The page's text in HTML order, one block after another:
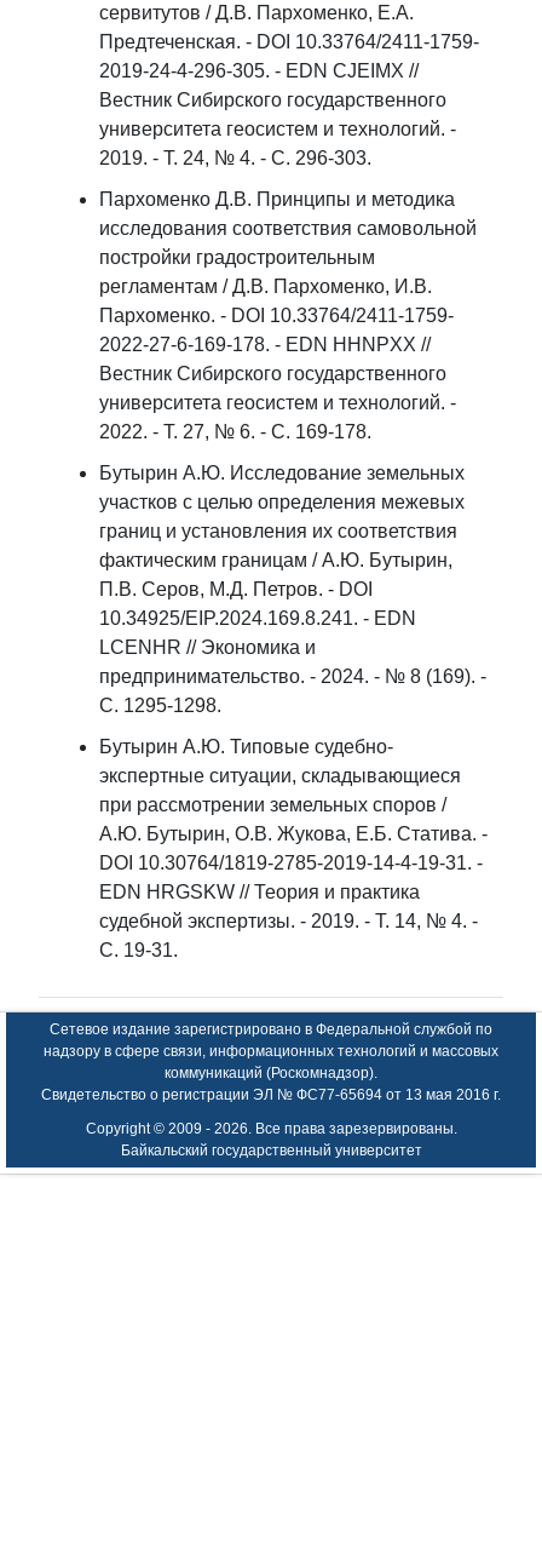
сервитутов / Д.В. Пархоменко, Е.А.
Предтеченская. - DOI 10.33764/2411-1759-
2019-24-4-296-305. - EDN CJEIMX //
Вестник Сибирского государственного
университета геосистем и технологий. -
2019. - Т. 24, № 4. - С. 296-303.
Пархоменко Д.В. Принципы и методика
исследования соответствия самовольной
постройки градостроительным
регламентам / Д.В. Пархоменко, И.В.
Пархоменко. - DOI 10.33764/2411-1759-
2022-27-6-169-178. - EDN HHNPXX //
Вестник Сибирского государственного
университета геосистем и технологий. -
2022. - Т. 27, № 6. - С. 169-178.
Бутырин А.Ю. Исследование земельных
участков с целью определения межевых
границ и установления их соответствия
фактическим границам / А.Ю. Бутырин,
П.В. Серов, М.Д. Петров. - DOI
10.34925/EIP.2024.169.8.241. - EDN
LCENHR // Экономика и
предпринимательство. - 2024. - № 8 (169). -
С. 1295-1298.
Бутырин А.Ю. Типовые судебно-
экспертные ситуации, складывающиеся
при рассмотрении земельных споров /
А.Ю. Бутырин, О.В. Жукова, Е.Б. Статива. -
DOI 10.30764/1819-2785-2019-14-4-19-31. -
EDN HRGSKW // Теория и практика
судебной экспертизы. - 2019. - Т. 14, № 4. -
С. 19-31.
Сетевое издание зарегистрировано в Федеральной службой по
надзору в сфере связи, информационных технологий и массовых
коммуникаций (Роскомнадзор).
Свидетельство о регистрации ЭЛ № ФС77-65694 от 13 мая 2016 г.
Copyright © 2009 - 2026. Все права зарезервированы.
Байкальский государственный университет